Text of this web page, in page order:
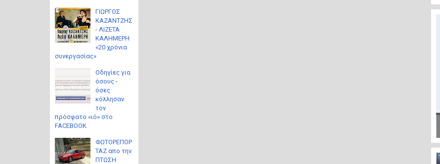
ΓΙΩΡΓΟΣ
ΚΑΖΑΝΤΖΗΣ
- ΛΙΖΕΤΑ
ΚΑΛΗΜΕΡΗ
«20 χρόνια
συνεργασίας»
Οδηγίες για
όσους -
όσες
κόλλησαν
τον
πρόσφατο «ιό» στο
FACEBOOK
ΦΩΤΟΡΕΠΟΡ
ΤΑΖ απο την
ΠΤΩΣΗ